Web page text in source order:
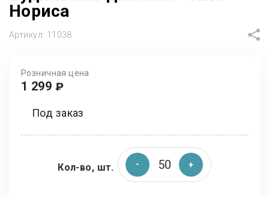
Нориса
Артикул: 11038
Розничная цена
1 299 ₽
Под заказ
Кол-во, шт.